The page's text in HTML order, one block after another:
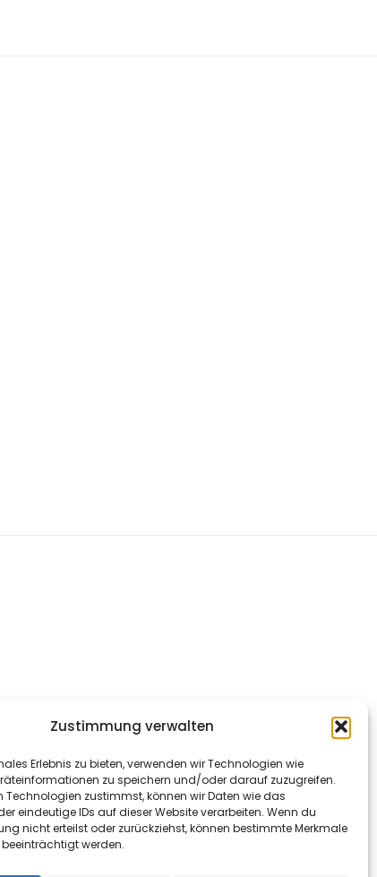
Zustimmung verwalten
Erlebnis zu bieten, verwenden wir Technologien wie
zu speichern und/oder darauf zuzugreifen.
Technologien zustimmst, können wir Daten wie das
eindeutige IDs auf dieser Website verarbeiten. Wenn du
nicht erteilst oder zurückziehst, können bestimmte Merkmale
werden.